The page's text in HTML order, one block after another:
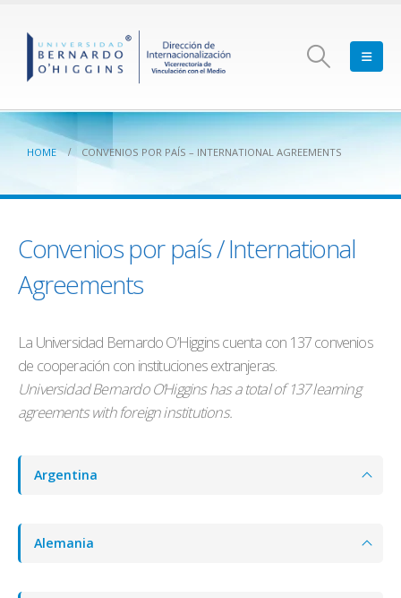
HOME CONVENIOS POR PAÍS – INTERNATIONAL AGREEMENTS
Convenios por país / International
Agreements
La Universidad Bernardo O’Higgins cuenta con 137 convenios
de cooperación con instituciones extranjeras.
Universidad Bernardo O’Higgins has a total of 137 learning
agreements with foreign institutions.
Argentina
Alemania